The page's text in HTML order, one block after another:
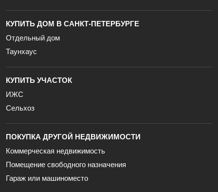
КУПИТЬ ДОМ В САНКТ-ПЕТЕРБУРГЕ
Отдельный дом
Таунхаус
КУПИТЬ УЧАСТОК
ИЖС
Сельхоз
ПОКУПКА ДРУГОЙ НЕДВИЖИМОСТИ
Коммерческая недвижимость
Помещение свободного назначения
Гараж или машиноместо